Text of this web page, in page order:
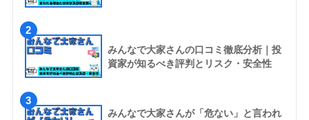
2
みんなで大家さんの口コミ徹底分析｜投
資家が知るべき評判とリスク・安全性
3
みんなで大家さんが「危ない」と言われ